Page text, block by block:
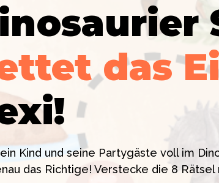
–
das
Kind und seine Partygäste voll im
das Richtige! Verstecke die 8
Im
High-Tech Labor! Unser 24-seitiges
Knackt den Fall in 90 Minuten!
12–99 Jahre)